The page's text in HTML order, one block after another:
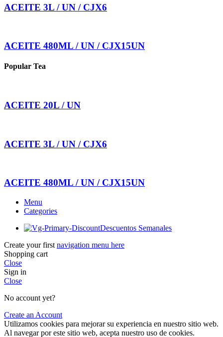
ACEITE 3L / UN / CJX6
ACEITE 480ML / UN / CJX15UN
Popular Tea
ACEITE 20L / UN
ACEITE 3L / UN / CJX6
ACEITE 480ML / UN / CJX15UN
Menu
Categories
Descuentos Semanales
Create your first navigation menu here
Shopping cart
Close
Sign in
Close
No account yet?
Create an Account
Utilizamos cookies para mejorar su experiencia en nuestro sitio web.
Al navegar por este sitio web, acepta nuestro uso de cookies.